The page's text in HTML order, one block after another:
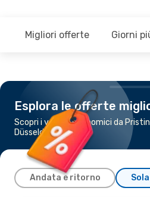
Migliori offerte Giorni
Esplora le offerte
Scopri i voli più economici da
Düsseldorf
Andata e ritorno